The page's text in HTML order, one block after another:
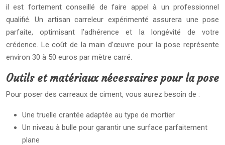
il est fortement conseillé de faire appel à un professionnel
qualifié. Un artisan carreleur expérimenté assurera une pose
parfaite, optimisant l’adhérence et la longévité de votre
crédence. Le coût de la main d’œuvre pour la pose représente
environ 30 à 50 euros par mètre carré.
Outils et matériaux nécessaires pour la pose
Pour poser des carreaux de ciment, vous aurez besoin de :
Une truelle crantée adaptée au type de mortier
Un niveau à bulle pour garantir une surface parfaitement
plane